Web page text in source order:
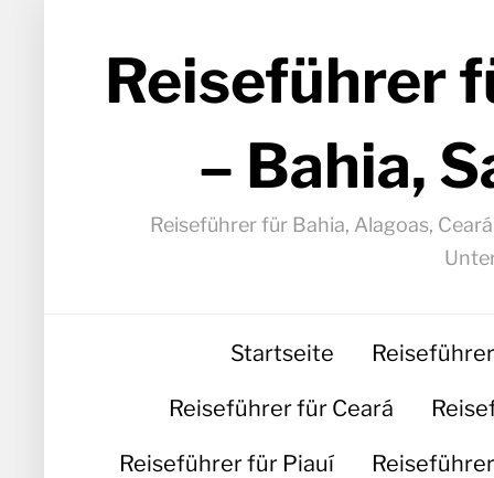
Reiseführer
– Bahia,
Reiseführer für Bahia, Alagoas,
Startseite
Reiseführer für Ceará
Reiseführer für Piauí